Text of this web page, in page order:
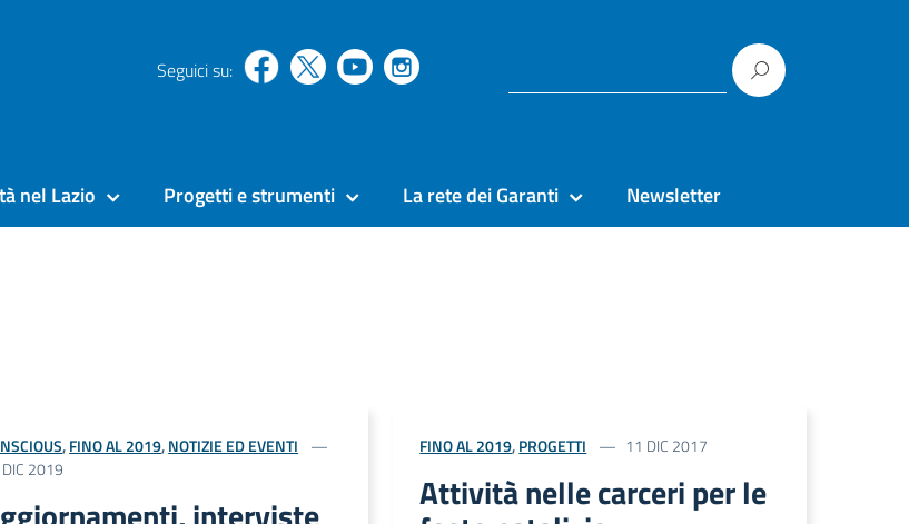
Seguici su:
nel Lazio Progetti e strumenti La rete dei Garanti Newsletter
,FINO AL 2019,NOTIZIE ED EVENTI
2019
FINO AL 2019,PROGETTI 11 DIC 2017
Attività nelle carceri per le